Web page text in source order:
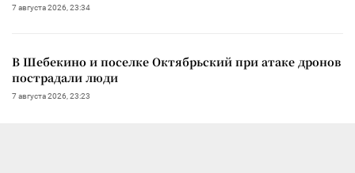
7 августа 2026, 23:34
В Шебекино и поселке Октябрьский при атаке дронов
пострадали люди
7 августа 2026, 23:23